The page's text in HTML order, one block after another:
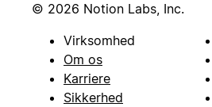
© 2026 Notion Labs, Inc.
Virksomhed
Om os
Karriere
Sikkerhed